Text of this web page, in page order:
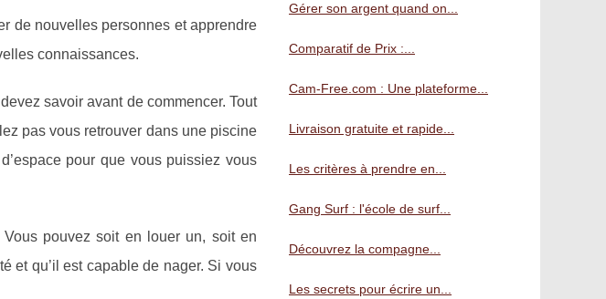
de nouvelles personnes et apprendre
connaissances.
savoir avant de commencer. Tout
pas vous retrouver dans une piscine
pour que vous puissiez vous
pouvez soit en louer un, soit en
et qu’il est capable de nager. Si vous
Gérer son argent quand on...
Comparatif de Prix :...
Cam-Free.com : Une plateforme...
Livraison gratuite et rapide...
Les critères à prendre en...
Gang Surf : l'école de surf...
Découvrez la compagne...
Les secrets pour écrire un...